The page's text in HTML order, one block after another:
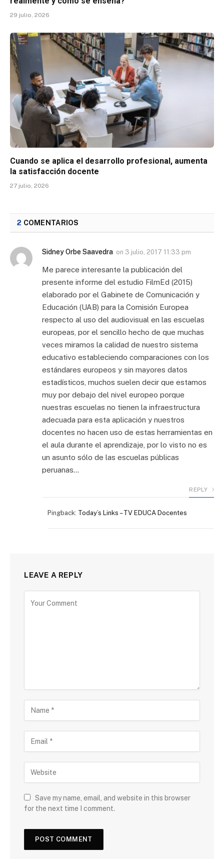
29 julio, 2026
Cuando se aplica el desarrollo profesional, aumenta
la satisfacción docente
27 julio, 2026
2 COMENTARIOS
Sidney Orbe Saavedra on 3 julio, 2017 11:33 pm
Me parece interesante la publicación del
presente informe del estudio FilmEd (2015)
elaborado por el Gabinete de Comunicación y
Educación (UAB) para la Comisión Europea
respecto al uso del audiovisual en las escuelas
europeas, por el sencillo hecho de que muchas
veces miramos la calidad de nuestro sistema
educativo estableciendo comparaciones con los
estándares europeos y sin mayores datos
estadísticos, muchos suelen decir que estamos
muy por debajo del nivel europeo porque
nuestras escuelas no tienen la infraestructura
adecuada para esta aplicación y nuestros
docentes no hacen uso de estas herramientas en
el aula durante el aprendizaje, por lo visto no es
un asunto sólo de las escuelas públicas
peruanas…
REPLY
Pingback: Today’s Links – TV EDUCA Docentes
LEAVE A REPLY
Save my name, email, and website in this browser
for the next time I comment.